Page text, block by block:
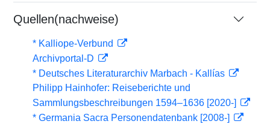
Quellen(nachweise)
* Kalliope-Verbund
Archivportal-D
* Deutsches Literaturarchiv Marbach - Kallías
Philipp Hainhofer: Reiseberichte und
Sammlungsbeschreibungen 1594–1636 [2020-]
* Germania Sacra Personendatenbank [2008-]